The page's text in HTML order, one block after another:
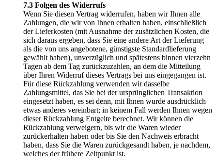
7.3 Folgen des Widerrufs
Wenn Sie diesen Vertrag widerrufen, haben wir Ihnen alle
Zahlungen, die wir von Ihnen erhalten haben, einschließlich
der Lieferkosten (mit Ausnahme der zusätzlichen Kosten, die
sich daraus ergeben, dass Sie eine andere Art der Lieferung
als die von uns angebotene, günstigste Standardlieferung
gewählt haben), unverzüglich und spätestens binnen vierzehn
Tagen ab dem Tag zurückzuzahlen, an dem die Mitteilung
über Ihren Widerruf dieses Vertrags bei uns eingegangen ist.
Für diese Rückzahlung verwenden wir dasselbe
Zahlungsmittel, das Sie bei der ursprünglichen Transaktion
eingesetzt haben, es sei denn, mit Ihnen wurde ausdrücklich
etwas anderes vereinbart; in keinem Fall werden Ihnen wegen
dieser Rückzahlung Entgelte berechnet. Wir können die
Rückzahlung verweigern, bis wir die Waren wieder
zurückerhalten haben oder bis Sie den Nachweis erbracht
haben, dass Sie die Waren zurückgesandt haben, je nachdem,
welches der frühere Zeitpunkt ist.